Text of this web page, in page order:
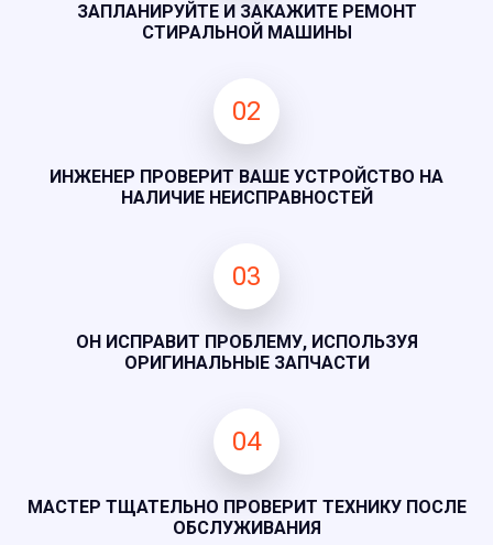
ЗАПЛАНИРУЙТЕ И ЗАКАЖИТЕ РЕМОНТ
СТИРАЛЬНОЙ МАШИНЫ
02
ИНЖЕНЕР ПРОВЕРИТ ВАШЕ УСТРОЙСТВО НА
НАЛИЧИЕ НЕИСПРАВНОСТЕЙ
03
ОН ИСПРАВИТ ПРОБЛЕМУ, ИСПОЛЬЗУЯ
ОРИГИНАЛЬНЫЕ ЗАПЧАСТИ
04
МАСТЕР ТЩАТЕЛЬНО ПРОВЕРИТ ТЕХНИКУ ПОСЛЕ
ОБСЛУЖИВАНИЯ